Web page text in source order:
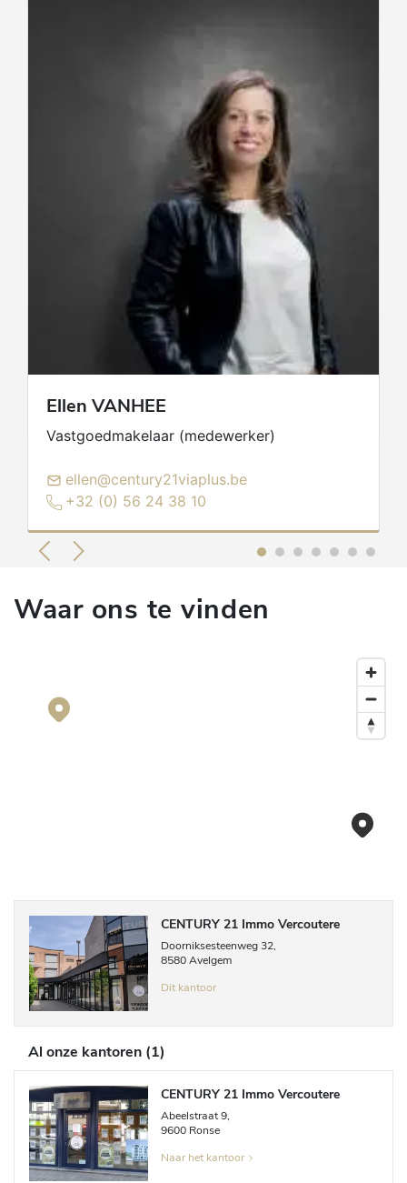
Ellen VANHEE
Vastgoedmakelaar (medewerker)
ellen@century21viaplus.be
+32 (0) 56 24 38 10
Waar ons te vinden
CENTURY 21 Immo Vercoutere
Doorniksesteenweg 32,
8580 Avelgem
Dit kantoor
Al onze kantoren (1)
CENTURY 21 Immo Vercoutere
Abeelstraat 9,
9600 Ronse
Naar het kantoor